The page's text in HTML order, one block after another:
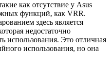
как отсутствие у Asus
функций, как VRR.
здесь является
недостаточно
использования. Это отличная
использования, но она